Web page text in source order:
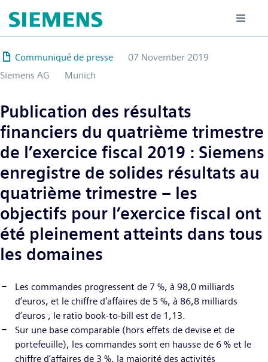
till
huvudinnehåll
Communiqué de presse
07 November 2019
Siemens AG
Munich
Publication des résultats
financiers du quatrième trimestre
de l’exercice fiscal 2019 : Siemens
enregistre de solides résultats au
quatrième trimestre – les
objectifs pour l’exercice fiscal ont
été pleinement atteints dans tous
les domaines
Les commandes progressent de 7 %, à 98,0 milliards
d’euros, et le chiffre d'affaires de 5 %, à 86,8 milliards
d’euros ; le ratio book-to-bill est de 1,13.
Sur une base comparable (hors effets de devise et de
portefeuille), les commandes sont en hausse de 6 % et le
chiffre d’affaires de 3 %, la majorité des activités